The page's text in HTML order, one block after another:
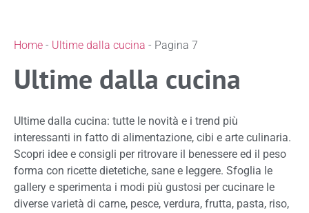
Home - Ultime dalla cucina - Pagina 7
Ultime dalla cucina
Ultime dalla cucina: tutte le novità e i trend più
interessanti in fatto di alimentazione, cibi e arte culinaria.
Scopri idee e consigli per ritrovare il benessere ed il peso
forma con ricette dietetiche, sane e leggere. Sfoglia le
gallery e sperimenta i modi più gustosi per cucinare le
diverse varietà di carne, pesce, verdura, frutta, pasta, riso,